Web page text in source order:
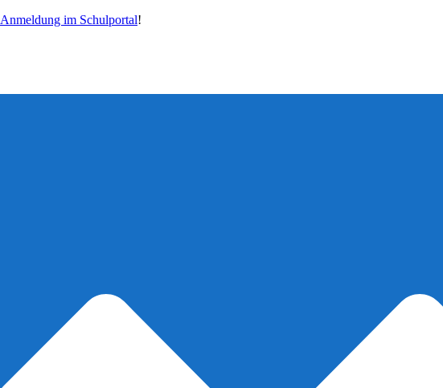
Anmeldung im Schulportal!